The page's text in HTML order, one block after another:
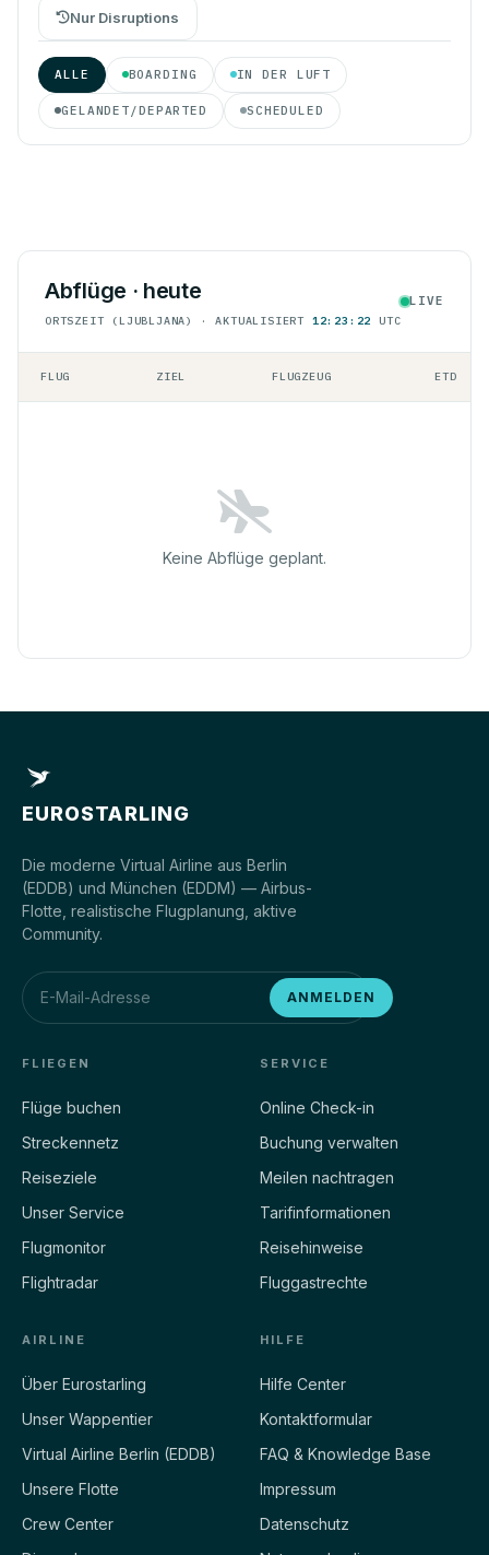
Nur Disruptions
ALLE BOARDING IN DER LUFT
GELANDET/DEPARTED SCHEDULED
Abflüge · heute
ORTSZEIT (LJUBLJANA) · AKTUALISIERT 12:23:22 UTC
LIVE
FLUG ZIEL FLUGZEUG ETD
Keine Abflüge geplant.
EUROSTARLING
Die moderne Virtual Airline aus Berlin
(EDDB) und München (EDDM) — Airbus-
Flotte, realistische Flugplanung, aktive
Community.
ANMELDEN
FLIEGEN
Flüge buchen
Streckennetz
Reiseziele
Unser Service
Flugmonitor
Flightradar
SERVICE
Online Check-in
Buchung verwalten
Meilen nachtragen
Tarifinformationen
Reisehinweise
Fluggastrechte
AIRLINE
Über Eurostarling
Unser Wappentier
Virtual Airline Berlin (EDDB)
Unsere Flotte
Crew Center
HILFE
Hilfe Center
Kontaktformular
FAQ & Knowledge Base
Impressum
Datenschutz